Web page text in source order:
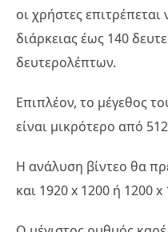
οι χρήστες
διάρκειας έως 140
δευτερολέπτων.
Επιπλέον, το μέγεθος
είναι μικρότερο από
Η ανάλυση βίντεο θα
και 1920 x 1200 ή 1200 x